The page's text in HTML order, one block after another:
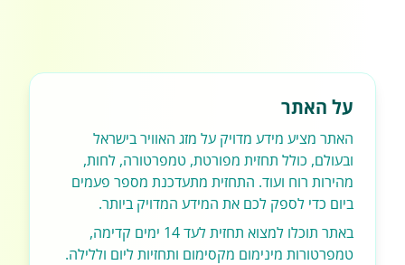
על האתר
האתר מציע מידע מדויק על מזג האוויר בישראל
ובעולם, כולל תחזית מפורטת, טמפרטורה, לחות,
מהירות רוח ועוד. התחזית מתעדכנת מספר פעמים
ביום כדי לספק לכם את המידע המדויק ביותר.
באתר תוכלו למצוא תחזית לעד 14 ימים קדימה,
טמפרטורות מינימום מקסימום ותחזיות ליום וללילה.